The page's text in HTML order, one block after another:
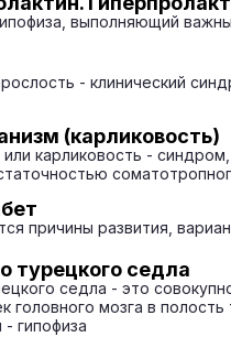
выполняющий
- клинический
(карликовость)
карликовость -
причины развития,
турецкого седла
седла - это
головного мозга в
гипофиза